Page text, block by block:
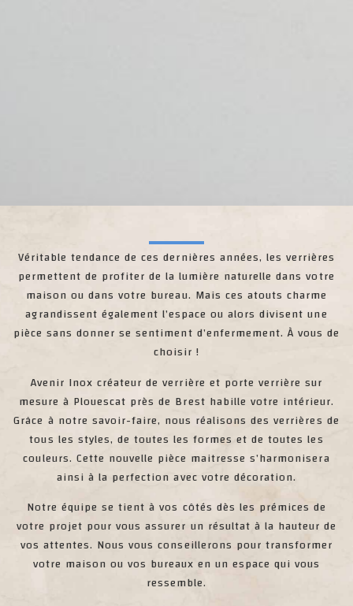
Véritable tendance de ces dernières années, les verrières
permettent de profiter de la lumière naturelle dans votre
maison ou dans votre bureau. Mais ces atouts charme
agrandissent également l’espace ou alors divisent une
pièce sans donner se sentiment d’enfermement. À vous de
choisir !
Avenir Inox créateur de verrière et porte verrière sur
mesure à Plouescat près de Brest habille votre intérieur.
Grâce à notre savoir-faire, nous réalisons des verrières de
tous les styles, de toutes les formes et de toutes les
couleurs. Cette nouvelle pièce maitresse s’harmonisera
ainsi à la perfection avec votre décoration.
Notre équipe se tient à vos côtés dès les prémices de
votre projet pour vous assurer un résultat à la hauteur de
vos attentes. Nous vous conseillerons pour transformer
votre maison ou vos bureaux en un espace qui vous
ressemble.